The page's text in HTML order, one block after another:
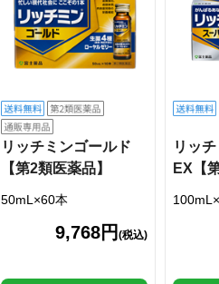
リッチミンゴールド
【第2類医薬品】
50mL×60本
9,768円 (税込)
リッ
EX【